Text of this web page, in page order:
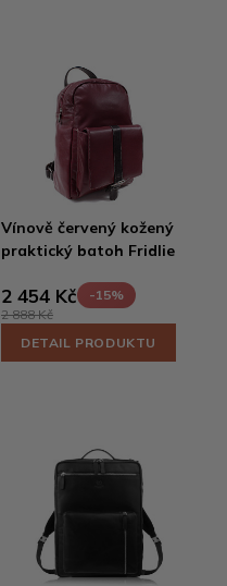
Vínově červený kožený
praktický batoh Fridlie
2 454 Kč
-15%
2 888 Kč
DETAIL PRODUKTU